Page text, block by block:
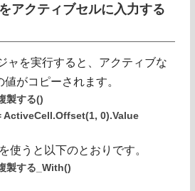
アクティブセルに入力する
ャを実行すると、アクティブな
がコピーされます。
製する()
0).Value
使うと以下のとおりです。
製する_With()